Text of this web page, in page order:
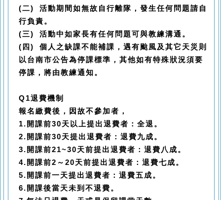
(二) 活動期間如無故自行離隊，發生任何問題請自
行負責。
(三) 活動中如家長有任何問題可與教練溝通。
(四) 個人之缺課不能補課，遇有颱風及其它天災則
以台南市公告為停課標準，其他如有特殊狀況須要
停課，將由教練通知。
Q1退費機制
報名繳費後，因故不參加者，
1.開課前30天以上提出退費者：全退。
2.開課前30天提出退費者：退費九成。
3.開課前21~30天前提出退費者：退費八成。
4.開課前2～20天前提出退費者：退費七成。
5.開課前一天提出退費者：退費五成。
6.開課後當天未到不退費。